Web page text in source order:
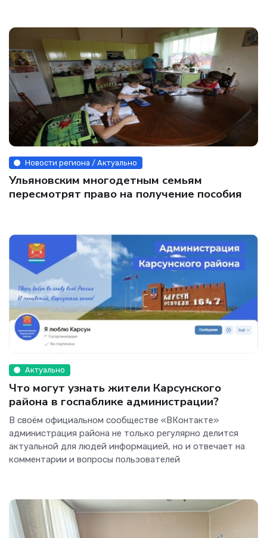
Новости региона / Актуально
Ульяновским многодетным семьям
пересмотрят право на получение пособия
Актуально
Что могут узнать жители Карсунского
района в госпаблике администрации?
В своём официальном сообществе «ВКонтакте»
администрация района не только регулярно делится
актуальной для людей информацией, но и отвечает на
комментарии и вопросы пользователей